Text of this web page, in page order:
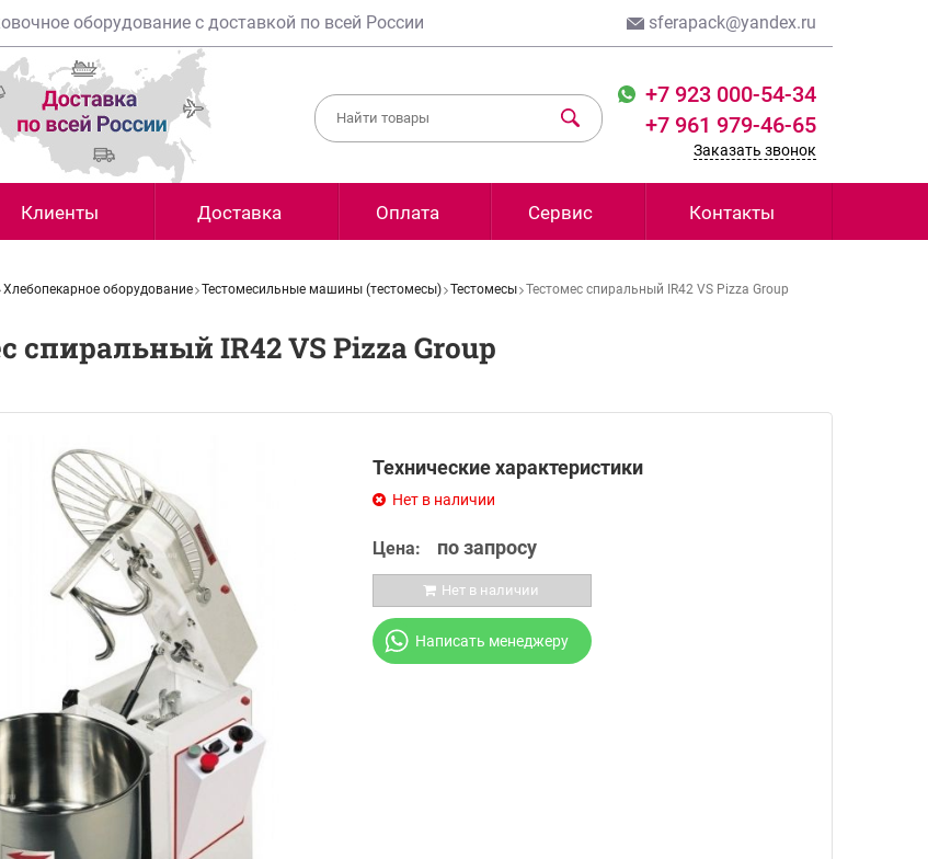
оборудование с доставкой по всей России sferapack@yandex.ru
+7 923 000-54-34
+7 961 979-46-65
Заказать звонок
Клиенты Доставка Оплата Сервис Контакты
Хлебопекарное оборудование Тестомесильные машины (тестомесы) Тестомесы Тестомес спиральный IR42 VS Pizza Group
спиральный IR42 VS Pizza Group
Технические характеристики
Нет в наличии
Цена: по запросу
Нет в наличии
Написать менеджеру